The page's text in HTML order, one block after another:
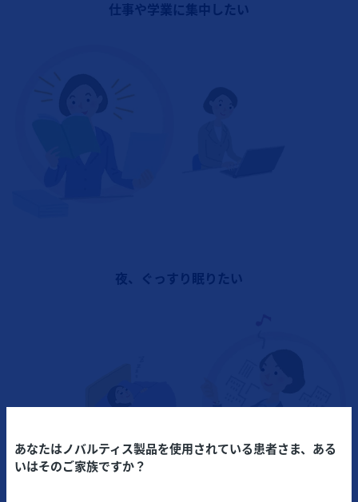
仕事や学業に集中したい
夜、ぐっすり眠りたい
あなたはノバルティス製品を使用されている患者さま、ある
いはそのご家族ですか？